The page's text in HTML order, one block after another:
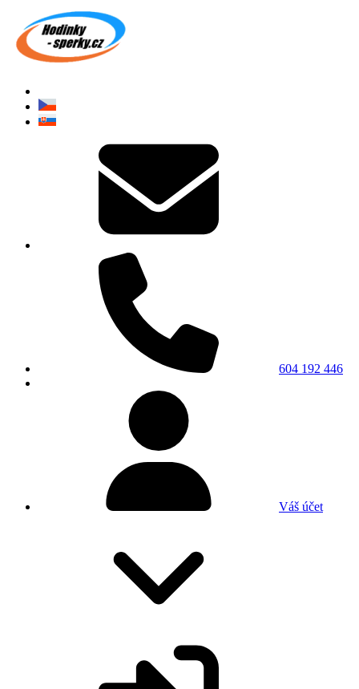
604 192 446
Váš účet